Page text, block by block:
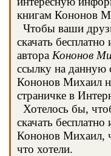
книгам Кононов
Чтобы ваши
скачать
автора Кононов
ссылку на данную
Кононов Михаил
страничке в
Хотелось бы,
скачать
Кононов Михаил,
что хотели.